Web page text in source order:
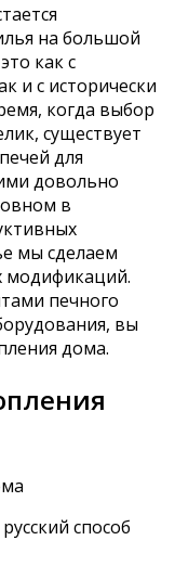
на большой
как с
и с исторически
когда выбор
существует
для
довольно
в
мы сделаем
модификаций.
печного
вы
дома.
способ